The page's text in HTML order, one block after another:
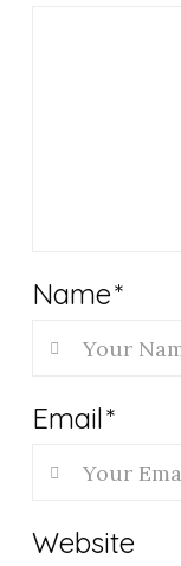
Name*
Email*
Website